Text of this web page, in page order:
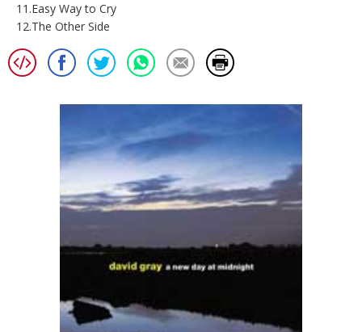
11.Easy Way to Cry
12.The Other Side